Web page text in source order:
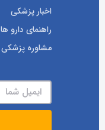
اخبار پزشکی
راهنمای دارو ها
مشاوره پزشکی